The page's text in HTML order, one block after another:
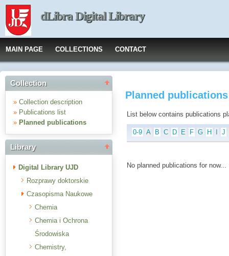
dLibra Digital Library
MAIN PAGE COLLECTIONS CONTACT
Collection
» Collection description
» Publications list
» Planned publications
Library
Digital Library UJD
Rozprawy doktorskie
Czasopisma Naukowe
Chemia
Chemia i Ochrona
Środowiska
Chemistry,
Planned
List below contains publications
0-9 A B C D E F G H J
No planned publications for now...